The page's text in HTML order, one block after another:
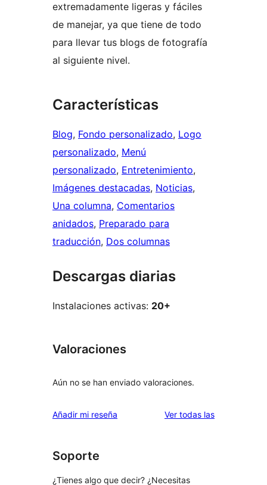
extremadamente ligeras y fáciles
de manejar, ya que tiene de todo
para llevar tus blogs de fotografía
al siguiente nivel.
Características
Blog, Fondo personalizado, Logo
personalizado, Menú
personalizado, Entretenimiento
Imágenes destacadas, Noticias
Una columna, Comentarios
anidados, Preparado para
traducción, Dos columnas
Descargas diarias
Instalaciones activas: 20+
Valoraciones
Aún no se han enviado valoraciones.
Añadir mi reseña Ver todas lasvaloraciones
Soporte
¿Tienes algo que decir? ¿Necesitas